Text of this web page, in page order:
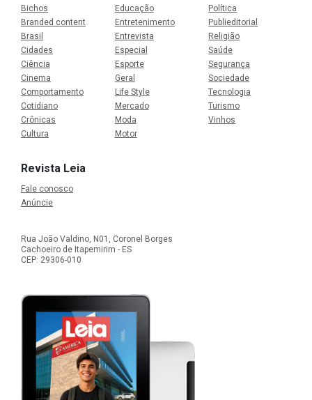
Bichos
Branded content
Brasil
Cidades
Ciência
Cinema
Comportamento
Cotidiano
Crônicas
Cultura
Educação
Entretenimento
Entrevista
Especial
Esporte
Geral
Life Style
Mercado
Moda
Motor
Política
Publieditorial
Religião
Saúde
Segurança
Sociedade
Tecnologia
Turismo
Vinhos
Revista Leia
Fale conosco
Anúncie
Rua João Valdino, N01, Coronel Borges
Cachoeiro de Itapemirim - ES
CEP: 29306-010